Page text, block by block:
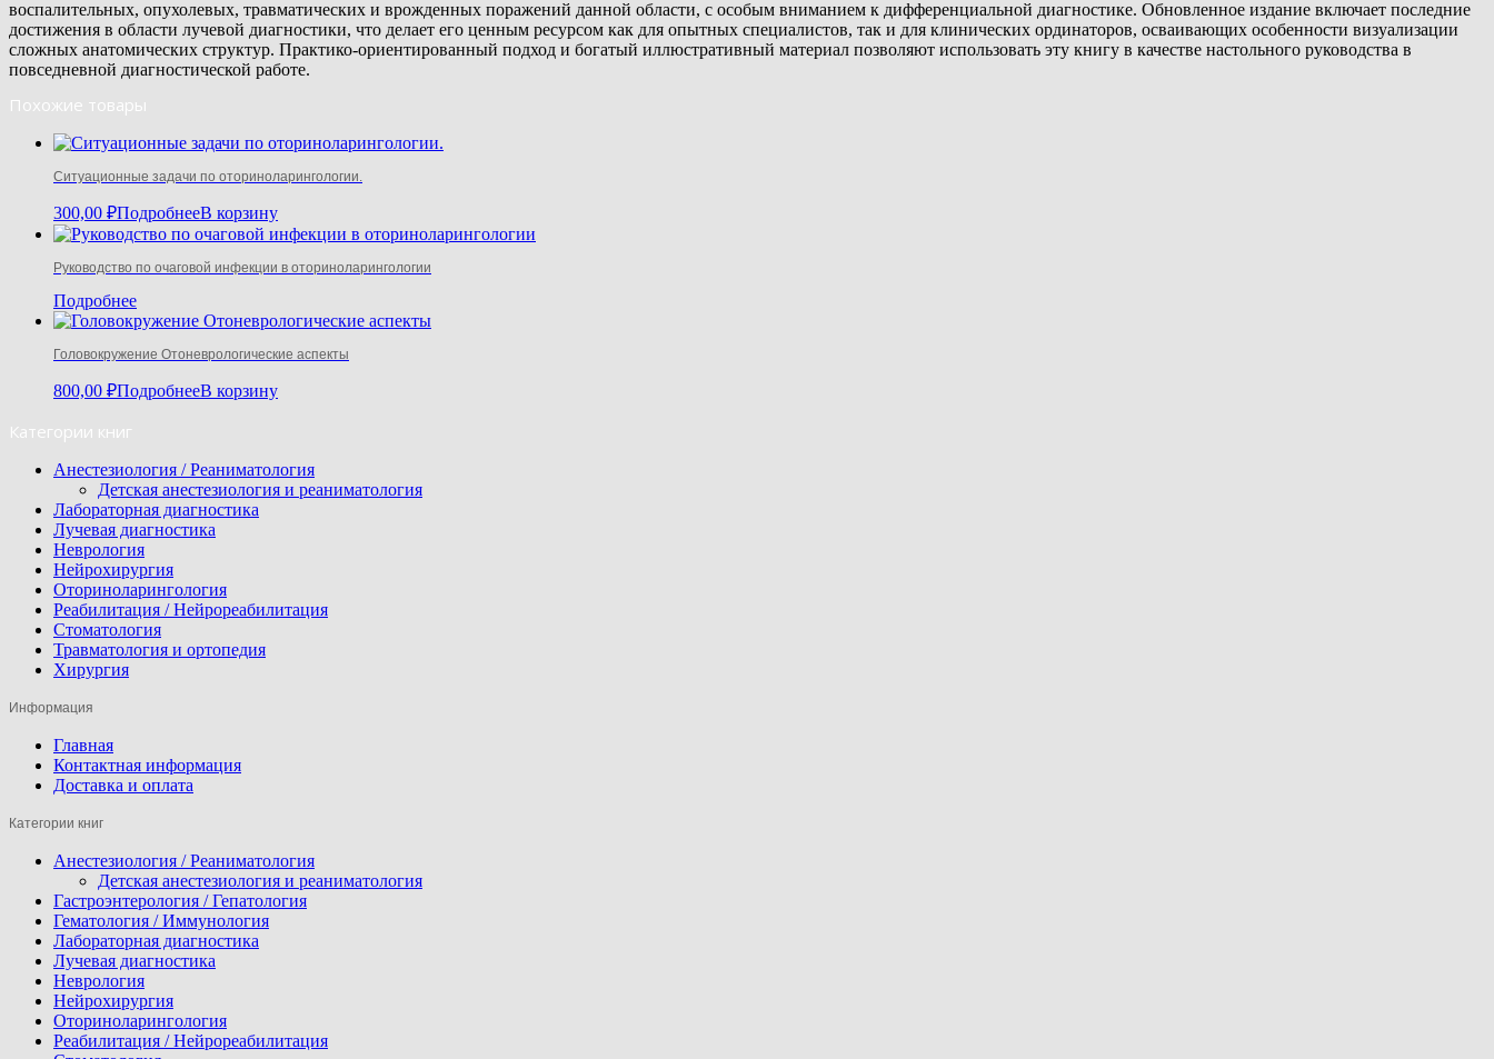
воспалительных, опухолевых, травматических и врожденных поражений данной области, с особым вниманием к дифференциальной диагностике. Обновленное издание включает последние
достижения в области лучевой диагностики, что делает его ценным ресурсом как для опытных специалистов, так и для клинических ординаторов, осваивающих особенности визуализации
сложных анатомических структур. Практико-ориентированный подход и богатый иллюстративный материал позволяют использовать эту книгу в качестве настольного руководства в
повседневной диагностической работе.
Похожие товары
Ситуационные задачи по оториноларингологии.
300,00 ₽ПодробнееВ корзину
Руководство по очаговой инфекции в оториноларингологии
Подробнее
Головокружение Отоневрологические аспекты
800,00 ₽ПодробнееВ корзину
Категории книг
Анестезиология / Реаниматология
Детская анестезиология и реаниматология
Лабораторная диагностика
Лучевая диагностика
Неврология
Нейрохирургия
Оториноларингология
Реабилитация / Нейрореабилитация
Стоматология
Травматология и ортопедия
Хирургия
Информация
Главная
Контактная информация
Доставка и оплата
Категории книг
Анестезиология / Реаниматология
Детская анестезиология и реаниматология
Гастроэнтерология / Гепатология
Гематология / Иммунология
Лабораторная диагностика
Лучевая диагностика
Неврология
Нейрохирургия
Оториноларингология
Реабилитация / Нейрореабилитация